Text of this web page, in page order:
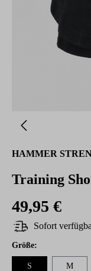
HAMMER
Training
49,95 €
Sofort
Größeauswählen
:
S M